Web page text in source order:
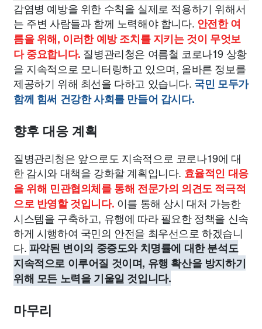
감염병 예방을 위한 수칙을 실제로 적용하기 위해서
는 주변 사람들과 함께 노력해야 합니다. 안전한 여
름을 위해, 이러한 예방 조치를 지키는 것이 무엇보
다 중요합니다. 질병관리청은 여름철 코로나19 상황
을 지속적으로 모니터링하고 있으며, 올바른 정보를
제공하기 위해 최선을 다하고 있습니다. 국민 모두가
함께 힘써 건강한 사회를 만들어 갑시다.
향후 대응 계획
질병관리청은 앞으로도 지속적으로 코로나19에 대
한 감시와 대책을 강화할 계획입니다. 효율적인 대응
을 위해 민관협의체를 통해 전문가의 의견도 적극적
으로 반영할 것입니다. 이를 통해 상시 대처 가능한
시스템을 구축하고, 유행에 따라 필요한 정책을 신속
하게 시행하여 국민의 안전을 최우선으로 하겠습니
다. 파악된 변이의 중증도와 치명률에 대한 분석도
지속적으로 이루어질 것이며, 유행 확산을 방지하기
위해 모든 노력을 기울일 것입니다.
마무리